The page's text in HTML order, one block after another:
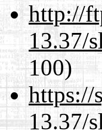
http://
13.37/
100)
https://
13.37/